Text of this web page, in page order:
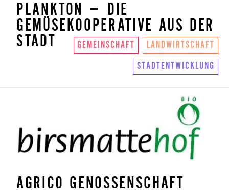
PLANKTON – DIE
GEMÜSEKOOPERATIVE AUS DER
STADT
GEMEINSCHAFT LANDWIRTSCHAFT
STADTENTWICKLUNG
AGRICO GENOSSENSCHAFT